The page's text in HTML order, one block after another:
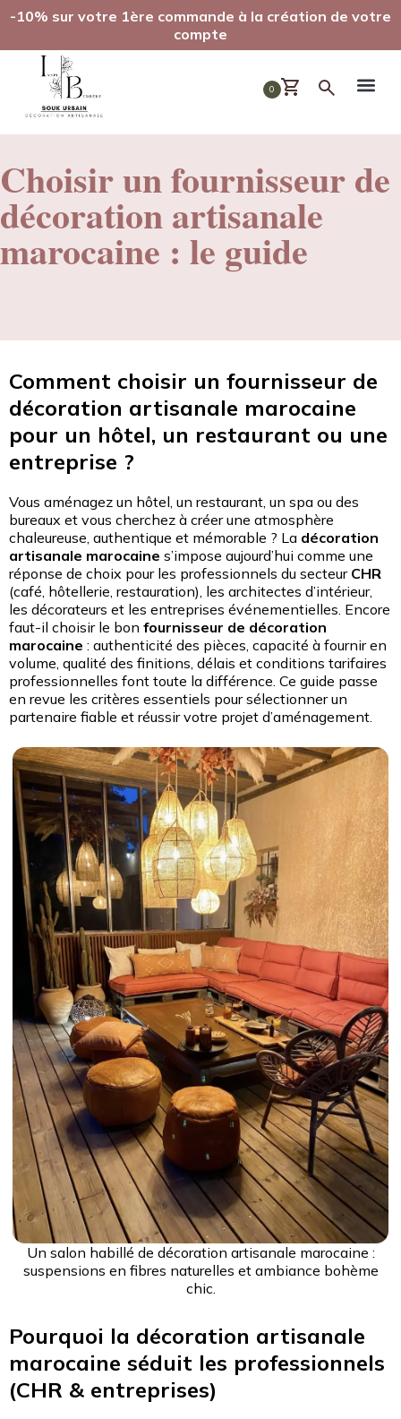
-10% sur votre 1ère commande à la création de votre
compte
0
Choisir un fournisseur de
décoration artisanale
marocaine : le guide
Comment choisir un fournisseur de
décoration artisanale marocaine
pour un hôtel, un restaurant ou une
entreprise ?
Vous aménagez un hôtel, un restaurant, un spa ou des
bureaux et vous cherchez à créer une atmosphère
chaleureuse, authentique et mémorable ? La décoration
artisanale marocaine s’impose aujourd’hui comme une
réponse de choix pour les professionnels du secteur CHR
(café, hôtellerie, restauration), les architectes d’intérieur,
les décorateurs et les entreprises événementielles. Encore
faut-il choisir le bon fournisseur de décoration
marocaine : authenticité des pièces, capacité à fournir en
volume, qualité des finitions, délais et conditions tarifaires
professionnelles font toute la différence. Ce guide passe
en revue les critères essentiels pour sélectionner un
partenaire fiable et réussir votre projet d’aménagement.
Un salon habillé de décoration artisanale marocaine :
suspensions en fibres naturelles et ambiance bohème
chic.
Pourquoi la décoration artisanale
marocaine séduit les professionnels
(CHR & entreprises)